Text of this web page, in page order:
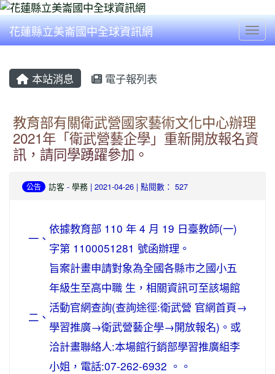
花蓮縣立美崙國中全球資訊網
本站消息 電子報列表
教育部有關衛武營國家藝術文化中心辦理
2021年「衛武營藝企學」重新開放報名資
訊，請同學踴躍參加。
公告 訪客 - 學務 | 2021-04-26 | 點閱數： 527
一、
依據教育部 110 年 4 月 19 日臺教師(一)
字第 1100051281 號函辦理。
二、
旨案計畫申請對象為全國各縣市之國小五
年級生至高中職 生，相關資訊可至該場館
活動官網查詢(查詢途徑:衛武營 官網首頁→
學習推廣→衛武營藝企學→開放報名)。或
洽計畫聯絡人:本場館行銷部學習推廣組李
小姐，電話:07-262-6932 。。